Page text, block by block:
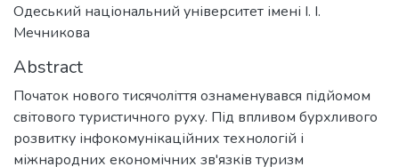
Одеський національний університет імені І. І.
Мечникова
Abstract
Початок нового тисячоліття ознаменувався підйомом
світового туристичного руху. Під впливом бурхливого
розвитку інфокомунікаційних технологій і
міжнародних економічних зв'язків туризм